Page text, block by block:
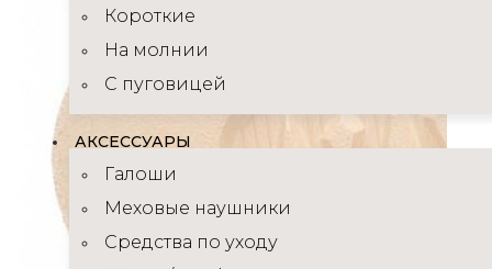
Короткие
На молнии
С пуговицей
АКСЕССУАРЫ
Галоши
Меховые наушники
Средства по уходу